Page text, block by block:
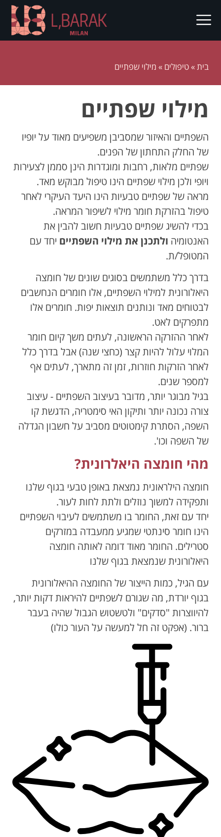
בית»טיפולים » מילוי שפתיים
מילוי שפתיים
השפתיים והאיזור שמסביבן משפיעים מאוד על יופיו
של החלק התחתון של הפנים.
שפתיים מלאות, רחבות ומוגדרות הינן סממן לצעירות
ויופי ולכן מילוי שפתיים הינו טיפול מבוקש מאד.
מראה של שפתיים טבעיות הינו היעד העיקרי לאחר
טיפול בהזרקת חומר מילוי לשיפור המראה.
בכדי להשיג שפתיים טבעיות חשוב להבין את
האנטומיה ולתכנן את מילוי השפתיים יחד עם
המטופל/ת.
בדרך כלל משתמשים בסוגים שונים של חומצה
היאלורונית למילוי השפתיים, אלו חומרים הנחשבים
לבטוחים מאד ונותנים תוצאות יפות. חומרים אלו
מתפרקים לאט.
לאחר ההזרקה הראשונה, לעתים משך קיום חומר
המלוי עלול להיות קצר (כחצי שנה) אבל בדרך כלל
לאחר הזרקות חוזרות, זמן זה מתארך, לעתים אף
למספר שנים.
בגיל מבוגר יותר, מדובר בעיצוב השפתיים - עיצוב
צורה נכונה יותר ותיקון האי סימטריה, הדגשת קו
השפה, הסתרת קימטוטים מסביב על חשבון הגדלה
של השפה וכו'.
מהי חומצה היאלרונית?
חומצה הילראונית נמצאת באופן טבעי בגוף שלנו
ותפקידה למשוך נוזלים ולתת לחות לעור.
יחד עם זאת, החומר בו משתמשים לעיבוי השפתיים
הינו חומר סינתטי שמגיע ממעבדה במזרקים
סטרילים. החומר מאוד דומה לאותה חומצה
היאלורונית שנמצאת בגוף שלנו
עם הגיל, כמות הייצור של החומצה ההיאלורונית
בגוף יורדת, מה שגורם לשפתיים להיראות דקות יותר,
להיווצרות "סדקים" ולטשטוש הגבול שהיה בעבר
ברור. (אפקט זה חל למעשה על העור כולו)